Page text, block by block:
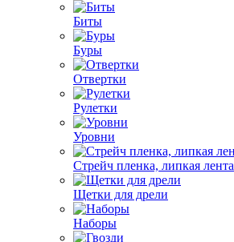
Биты
Буры
Отвертки
Рулетки
Уровни
Стрейч пленка, липкая лента
Щетки для дрели
Наборы